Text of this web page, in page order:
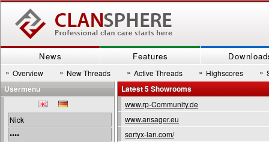
News Features
» Overview » New Threads » Active Threads » Highscores »
Latest 5 Showrooms
www.rp-Community.de
www.ansager.eu
sortyx-lan.com/
Usermenu